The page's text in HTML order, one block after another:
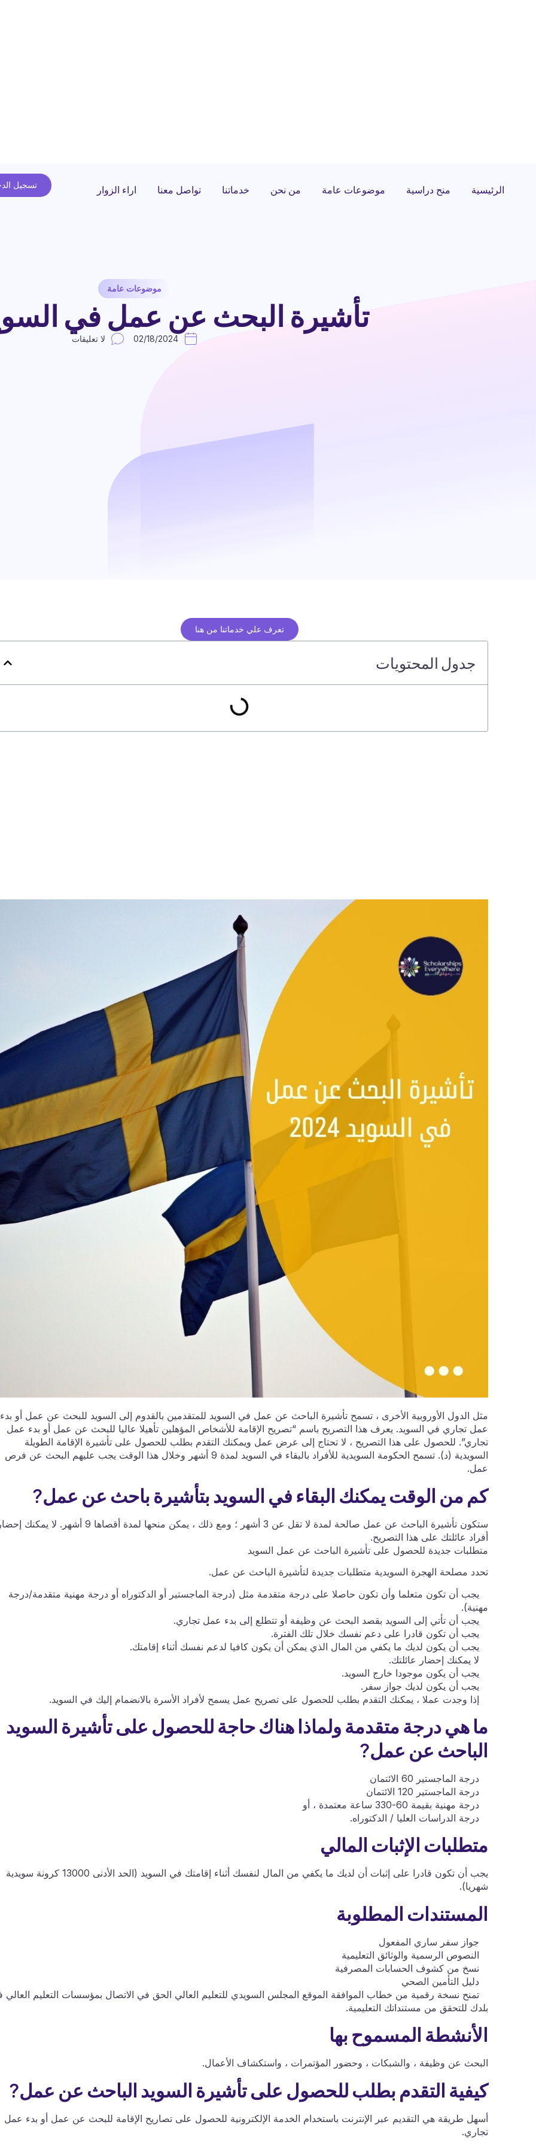
تسجيل الرئيسية منح دراسية موضوعات عامة من نحن خدماتنا تواصل معنا اراء الزوار
موضوعات عامة
تأشيرة البحث عن عمل في السويد
02/18/2024 لا تعليقات
تعرف علي خدماتنا من هنا
جدول المحتويات
مثل الدول الأوروبية الأخرى ، تسمح تأشيرة الباحث عن عمل في السويد للمتقدمين بالقدوم إلى السويد للبحث عن عمل أو بدء
عمل تجاري في السويد. يعرف هذا التصريح باسم “تصريح الإقامة للأشخاص المؤهلين تأهيلا عاليا للبحث عن عمل أو بدء عمل
تجاري”. للحصول على هذا التصريح ، لا تحتاج إلى عرض عمل ويمكنك التقدم بطلب للحصول على تأشيرة الإقامة الطويلة
السويدية (د). تسمح الحكومة السويدية للأفراد بالبقاء في السويد لمدة 9 أشهر وخلال هذا الوقت يجب عليهم البحث عن فرص
عمل.
كم من الوقت يمكنك البقاء في السويد بتأشيرة باحث عن عمل?
ستكون تأشيرة الباحث عن عمل صالحة لمدة لا تقل عن 3 أشهر ؛ ومع ذلك ، يمكن منحها لمدة أقصاها 9 أشهر. لا
أفراد عائلتك على هذا التصريح.
متطلبات جديدة للحصول على تأشيرة الباحث عن عمل السويد
تحدد مصلحة الهجرة السويدية متطلبات جديدة لتأشيرة الباحث عن عمل.
يجب أن تكون متعلما وأن تكون حاصلا على درجة متقدمة مثل (درجة الماجستير أو الدكتوراه أو درجة مهنية متقدمة/درجة
مهنية).
يجب أن تأتي إلى السويد بقصد البحث عن وظيفة أو تتطلع إلى بدء عمل تجاري.
يجب أن تكون قادرا على دعم نفسك خلال تلك الفترة.
يجب أن يكون لديك ما يكفي من المال الذي يمكن أن يكون كافيا لدعم نفسك أثناء إقامتك.
لا يمكنك إحضار عائلتك.
يجب أن يكون موجودا خارج السويد.
يجب أن يكون لديك جواز سفر.
إذا وجدت عملا ، يمكنك التقدم بطلب للحصول على تصريح عمل يسمح لأفراد الأسرة بالانضمام إليك في السويد.
ما هي درجة متقدمة ولماذا هناك حاجة للحصول على تأشيرة السويد
الباحث عن عمل?
درجة الماجستير 60 الائتمان
درجة الماجستير 120 الائتمان
درجة مهنية بقيمة 60-330 ساعة معتمدة ، أو
درجة الدراسات العليا / الدكتوراه.
متطلبات الإثبات المالي
يجب أن تكون قادرا على إثبات أن لديك ما يكفي من المال لنفسك أثناء إقامتك في السويد (الحد الأدنى 13000 كرونة سويدية
شهريا).
المستندات المطلوبة
جواز سفر ساري المفعول
النصوص الرسمية والوثائق التعليمية
نسخ من كشوف الحسابات المصرفية
دليل التأمين الصحي
تمنح نسخة رقمية من خطاب الموافقة الموقع المجلس السويدي للتعليم العالي الحق في الاتصال بمؤسسات التعليم العالي
بلدك للتحقق من مستنداتك التعليمية.
الأنشطة المسموح بها
البحث عن وظيفة ، والشبكات ، وحضور المؤتمرات ، واستكشاف الأعمال.
كيفية التقدم بطلب للحصول على تأشيرة السويد الباحث عن عمل?
أسهل طريقة هي التقديم عبر الإنترنت باستخدام الخدمة الإلكترونية للحصول على تصاريح الإقامة للبحث عن عمل أو بدء عمل
تجاري.